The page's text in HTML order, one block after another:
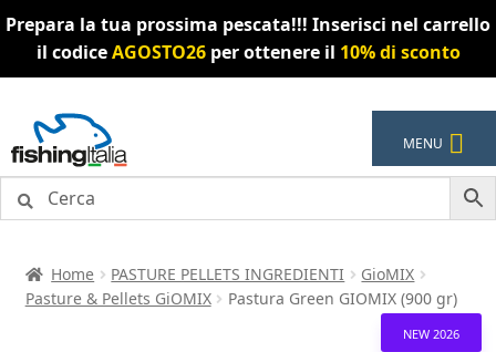
Prepara la tua prossima pescata!!! Inserisci nel carrello
il codiceAGOSTO26per ottenere il 10% di sconto
alla
navigazione
al
contenuto
MENU
Home PASTURE PELLETS INGREDIENTI
GioMIX
Pasture & Pellets GiOMIX
Pastura Green GIOMIX (900 gr)
NEW 2026